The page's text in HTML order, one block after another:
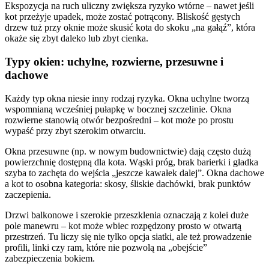
Ekspozycja na ruch uliczny zwiększa ryzyko wtórne – nawet jeśli
kot przeżyje upadek, może zostać potrącony. Bliskość gęstych
drzew tuż przy oknie może skusić kota do skoku „na gałąź”, która
okaże się zbyt daleko lub zbyt cienka.
Typy okien: uchylne, rozwierne, przesuwne i
dachowe
Każdy typ okna niesie inny rodzaj ryzyka. Okna uchylne tworzą
wspomnianą wcześniej pułapkę w bocznej szczelinie. Okna
rozwierne stanowią otwór bezpośredni – kot może po prostu
wypaść przy zbyt szerokim otwarciu.
Okna przesuwne (np. w nowym budownictwie) dają często dużą
powierzchnię dostępną dla kota. Wąski próg, brak barierki i gładka
szyba to zachęta do wejścia „jeszcze kawałek dalej”. Okna dachowe
a kot to osobna kategoria: skosy, śliskie dachówki, brak punktów
zaczepienia.
Drzwi balkonowe i szerokie przeszklenia oznaczają z kolei duże
pole manewru – kot może wbiec rozpędzony prosto w otwartą
przestrzeń. Tu liczy się nie tylko opcja siatki, ale też prowadzenie
profili, linki czy ram, które nie pozwolą na „obejście”
zabezpieczenia bokiem.